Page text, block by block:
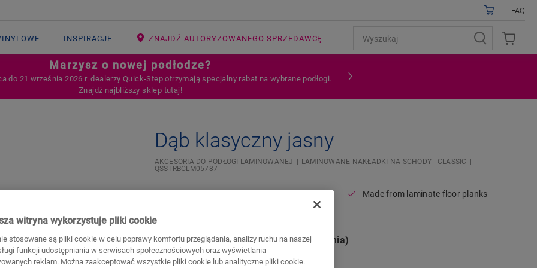
INSPIRACJE ZNAJDŹ AUTORYZOWANEGO SPRZEDAWCĘ
FAQ
Marzysz o nowej podłodze?
do 21 września 2026 r. dealerzy Quick‑Step otrzymają specjalny rabat na wybrane podłogi.
Znajdź najbliższy sklep tutaj!
Dąb klasyczny jasny
AKCESORIA DO PODŁOGI LAMINOWANEJ
LAMINOWANE NAKŁADKI NA SCHODY - CLASSIC
QSSTRBCLM05787
Beautiful finish
Made from laminate floor planks
598,45PLN/Opakowanie (opakowania)
Sugerowana cena brutto
witryna wykorzystuje pliki cookie
stosowane są pliki cookie w celu poprawy komfortu przeglądania, analizy ruchu na naszej
funkcji udostępniania w serwisach społecznościowych oraz wyświetlania
reklam. Można zaakceptować wszystkie pliki cookie lub analityczne pliki cookie.